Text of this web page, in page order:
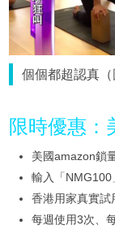
個個都超認真
限時優惠：
美國amazon鎖
輸入「
香港用家真實試
每週使用3次、